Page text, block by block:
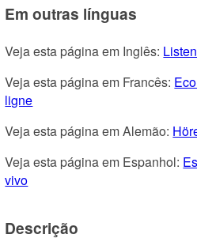
Em outras línguas
Veja esta página em Inglês:
Veja esta página em Francês:
ligne
Veja esta página em Alemão:
Veja esta página em Espanhol:
vivo
Descrição